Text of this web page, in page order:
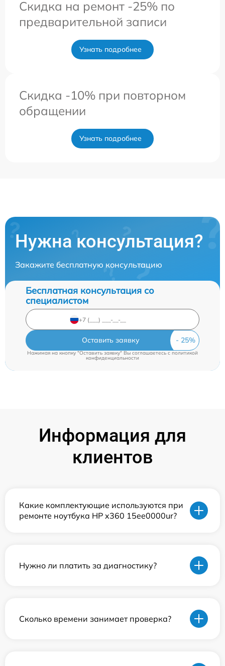
Скидка на ремонт -25% по
предварительной записи
Узнать подробнее
Скидка -10% при повторном
обращении
Узнать подробнее
Нужна консультация?
Закажите бесплатную консультацию
Бесплатная консультация со
специалистом
Оставить заявку
Нажимая на кнопку "Оставить заявку" Вы соглашаетесь cполитикой
конфиденциальности
Информация для
клиентов
Какие комплектующие используются при
ремонте ноутбука HP x360 15ee0000ur?
Нужно ли платить за диагностику?
Сколько времени занимает проверка?